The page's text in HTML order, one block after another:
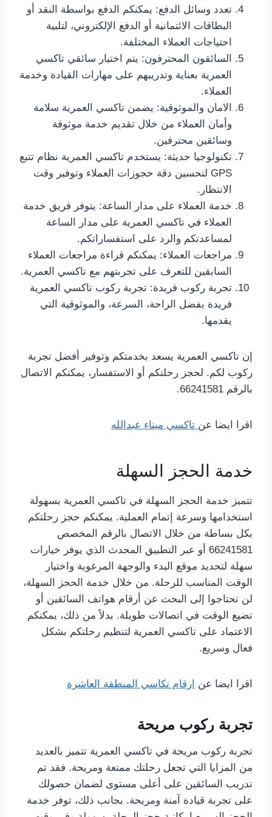
تعدد وسائل الدفع: يمكنكم الدفع بواسطة النقد أو
البطاقات الائتمانية أو الدفع الإلكتروني، لتلبية
احتياجات العملاء المختلفة.
السائقون المحترفون: يتم اختيار سائقي تاكسي
العمرية بعناية وتدريبهم على مهارات القيادة وخدمة
العملاء.
الامان والموثوقية: يضمن تاكسي العمرية سلامة
وأمان العملاء من خلال تقديم خدمة موثوقة
وسائقين محترفين.
تكنولوجيا حديثة: يستخدم تاكسي العمرية نظام تتبع
GPS لتحسين دقة حجوزات العملاء وتوفير وقت
الانتظار.
خدمة العملاء على مدار الساعة: يتوفر فريق خدمة
العملاء في تاكسي العمرية على مدار الساعة
لمساعدتكم والرد على استفساراتكم.
مراجعات العملاء: يمكنكم قراءة مراجعات العملاء
السابقين للتعرف على تجربتهم مع تاكسي العمرية.
تجربة ركوب فريدة: تجربة ركوب تاكسي العمرية
فريدة بفضل الراحة، السرعة، والموثوقية التي
يقدمها.
إن تاكسي العمرية يسعد بخدمتكم وتوفير أفضل تجربة
ركوب لكم. لحجز رحلتكم أو الاستفسار، يمكنكم الاتصال
بالرقم 66241581.
اقرا ايضا عن تاكسي ميناء عبدالله
خدمة الحجز السهلة
تتميز خدمة الحجز السهلة في تاكسي العمرية بسهولة
استخدامها وسرعة إتمام العملية. يمكنكم حجز رحلتكم
بكل بساطة من خلال الاتصال بالرقم المخصص
66241581 أو عبر التطبيق المحدث الذي يوفر خيارات
سهلة لتحديد موقع البدء والوجهة المرغوبة واختيار
الوقت المناسب للرحلة. من خلال خدمة الحجز السهلة،
لن تحتاجوا إلى البحث عن أرقام هواتف السائقين أو
تضيع الوقت في اتصالات طويلة. بدلاً من ذلك، يمكنكم
الاعتماد على تاكسي العمرية لتنظيم رحلتكم بشكل
فعال وسريع.
اقرا ايضا عن ارقام تكاسي المنطقة العاشرة
تجربة ركوب مريحة
تجربة ركوب مريحة في تاكسي العمرية تتميز بالعديد
من المزايا التي تجعل رحلتك ممتعة ومريحة. فقد تم
تدريب السائقين على أعلى مستوى لضمان حصولك
على تجربة قيادة آمنة ومريحة. بجانب ذلك، توفر خدمة